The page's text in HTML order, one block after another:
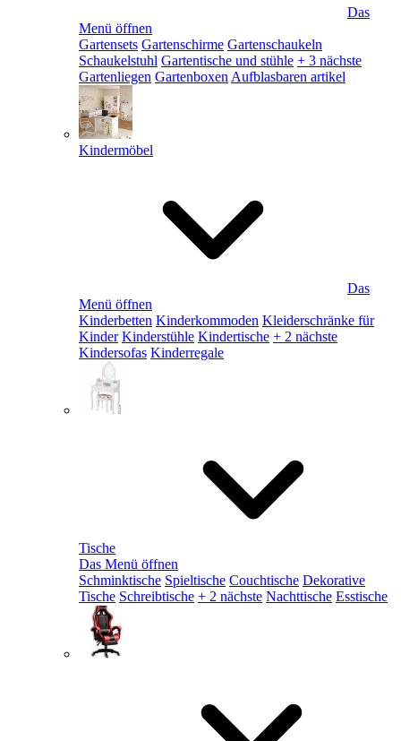
Das
Menü öffnen
Gartensets Gartenschirme Gartenschaukeln
Schaukelstuhl Gartentische und stühle + 3 nächste
Gartenliegen Gartenboxen Aufblasbaren artikel
Kindermöbel
Das
Menü öffnen
Kinderbetten Kinderkommoden Kleiderschränke für
Kinder Kinderstühle Kindertische + 2 nächste
Kindersofas Kinderregale
Tische
Das Menü öffnen
Schminktische Spieltische Couchtische Dekorative
Tische Schreibtische + 2 nächste Nachttische Esstische